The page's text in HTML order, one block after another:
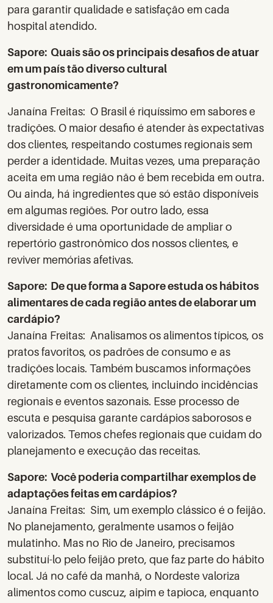
para garantir qualidade e satisfação em cada
hospital atendido.
Sapore: Quais são os principais desafios de atuar
em um país tão diverso cultural
gastronomicamente?
Janaína Freitas: O Brasil é riquíssimo em sabores e
tradições. O maior desafio é atender às expectativas
dos clientes, respeitando costumes regionais sem
perder a identidade. Muitas vezes, uma preparação
aceita em uma região não é bem recebida em outra.
Ou ainda, há ingredientes que só estão disponíveis
em algumas regiões. Por outro lado, essa
diversidade é uma oportunidade de ampliar o
repertório gastronômico dos nossos clientes, e
reviver memórias afetivas.
Sapore: De que forma a Sapore estuda os hábitos
alimentares de cada região antes de elaborar um
cardápio?
Janaína Freitas: Analisamos os alimentos típicos, os
pratos favoritos, os padrões de consumo e as
tradições locais. Também buscamos informações
diretamente com os clientes, incluindo incidências
regionais e eventos sazonais. Esse processo de
escuta e pesquisa garante cardápios saborosos e
valorizados. Temos chefes regionais que cuidam do
planejamento e execução das receitas.
Sapore: Você poderia compartilhar exemplos de
adaptações feitas em cardápios?
Janaína Freitas: Sim, um exemplo clássico é o feijão.
No planejamento, geralmente usamos o feijão
mulatinho. Mas no Rio de Janeiro, precisamos
substituí-lo pelo feijão preto, que faz parte do hábito
local. Já no café da manhã, o Nordeste valoriza
alimentos como cuscuz, aipim e tapioca, enquanto